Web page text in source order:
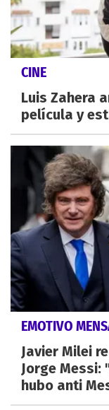
CINE
Luis Zahera
película y
EMOTIVO
Javier Milei
Jorge Messi:
hubo anti